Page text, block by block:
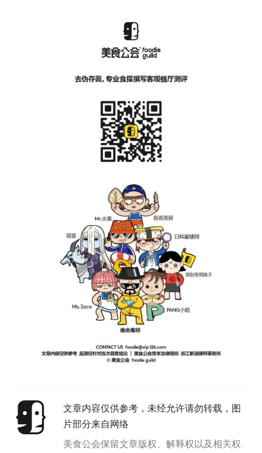
文章内容仅供参考，未经允许请勿转载，图
片部分来自网络
美食公会保留文章版权、解释权以及相关权